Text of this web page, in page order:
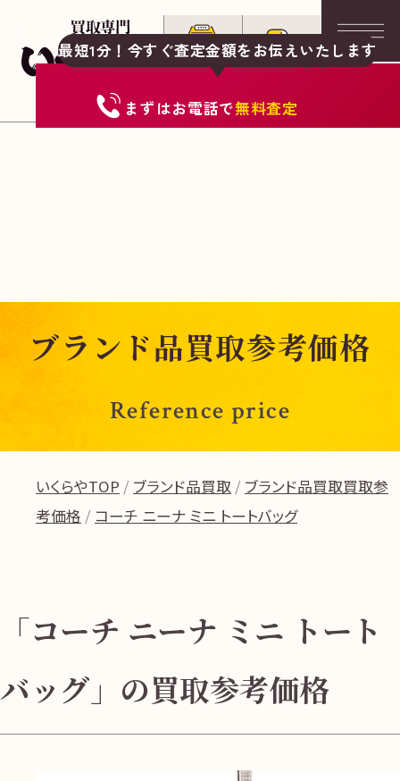
最短1分！今すぐ査定金額をお伝えいたします
まずはお電話で無料査定
ブランド品買取参考価格
Reference price
いくらやTOP ブランド品買取
ブランド品買取買取参
考価格
コーチ ニーナ ミニ トートバッグ
「コーチ ニーナ ミニ トート
バッグ」の買取参考価格